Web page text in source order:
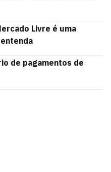
Livre é uma
de pagamentos de